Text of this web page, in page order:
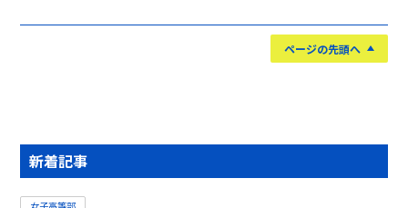
ページの先頭へ
新着記事